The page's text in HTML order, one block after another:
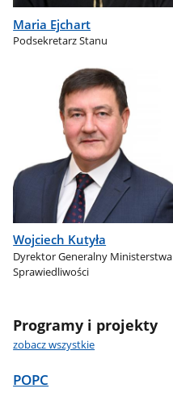
Maria Ejchart
Podsekretarz Stanu
Wojciech Kutyła
Dyrektor Generalny Ministerstwa
Sprawiedliwości
Programy i projekty
zobacz wszystkie
POPC